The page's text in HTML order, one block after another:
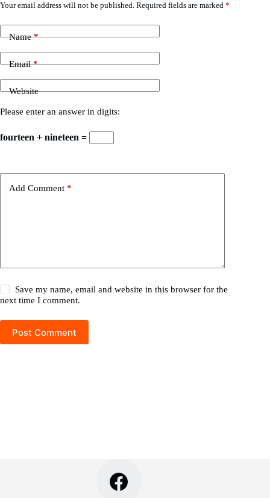
Your email address will not be published. Required fields are marked *
Name*
Email*
Website
Please enter an answer in digits:
fourteen + nineteen =
Add Comment *
Save my name, email and website in this browser for the
next time I comment.
Post Comment